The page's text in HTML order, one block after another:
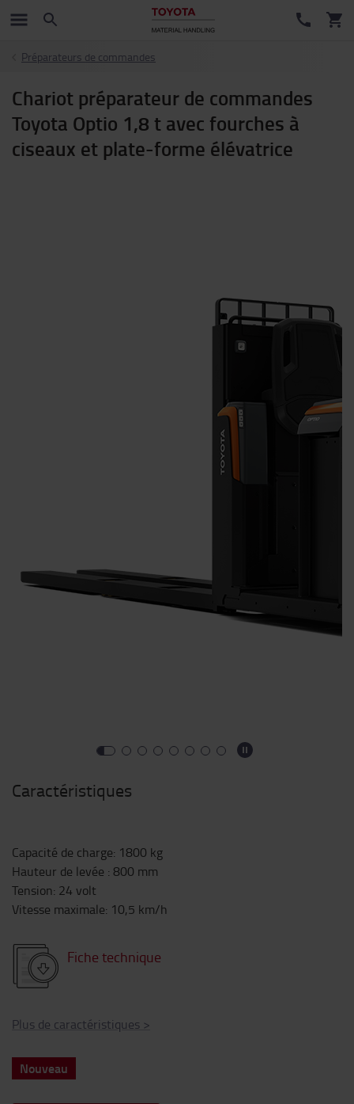
Préparateurs de commandes
Chariot préparateur de commandes
Toyota Optio 1,8 t avec fourches à
ciseaux et plate-forme élévatrice
Caractéristiques
Capacité de charge: 1800 kg
Hauteur de levée : 800 mm
Tension: 24 volt
Vitesse maximale: 10,5 km/h
Fiche technique
Plus de caractéristiques >
Nouveau